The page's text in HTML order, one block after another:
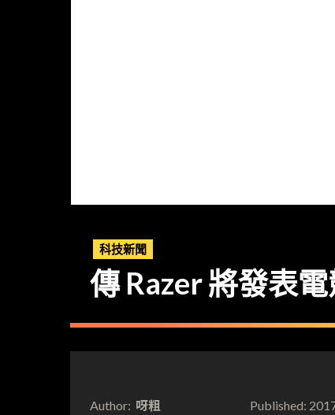
科技新聞
傳 Razer 將發表
Author: 呀粗 Published: